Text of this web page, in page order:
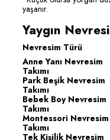
yaşanır.
Yaygın
Nevresim Türü
Anne Yanı Nevresim
Takımı
Park Beşik Nevresim
Takımı
Bebek Boy Nevresim
Takımı
Montessori Nevresim
Takımı
Tek Kişilik Nevresim